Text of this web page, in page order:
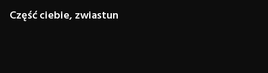
Część ciebie, zwiastun